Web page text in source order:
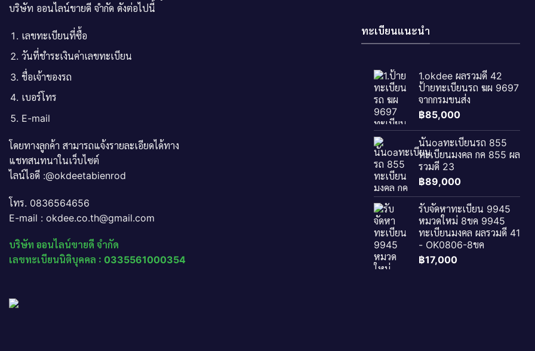
บริษัท ออนไลน์ขายดี จำกัด ดังต่อไปนี้
เลขทะเบียนที่ซื้อ
วันที่ชำระเงินค่าเลขทะเบียน
ชื่อเจ้าของรถ
เบอร์โทร
E-mail
โดยทางลูกค้า สามารถแจ้งรายละเอียดได้ทาง
แชทสนทนาในเว็บไซต์
ไลน์ไอดี :@okdeetabienrod
โทร. 0836564656
E-mail : okdee.co.th@gmail.com
บริษัท ออนไลน์ขายดี จำกัด
เลขทะเบียนนิติบุคคล : 0335561000354
ทะเบียนแนะนำ
1.okdee ผลรวมดี 42
ป้ายทะเบียนรถ ฆผ 9697
จากกรมขนส่ง
฿85,000
นันoaทะเบียนรถ 855
ทะเบียนมงคล กค 855 ผล
รวมดี 23
฿89,000
รับจัดหาทะเบียน 9945
หมวดใหม่ 8ขค 9945
ทะเบียนมงคล ผลรวมดี 41
- OK0806-8ขค
฿17,000